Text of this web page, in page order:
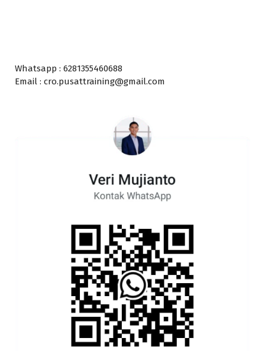
Whatsapp : 6281355460688
Email : cro.pusattraining@gmail.com